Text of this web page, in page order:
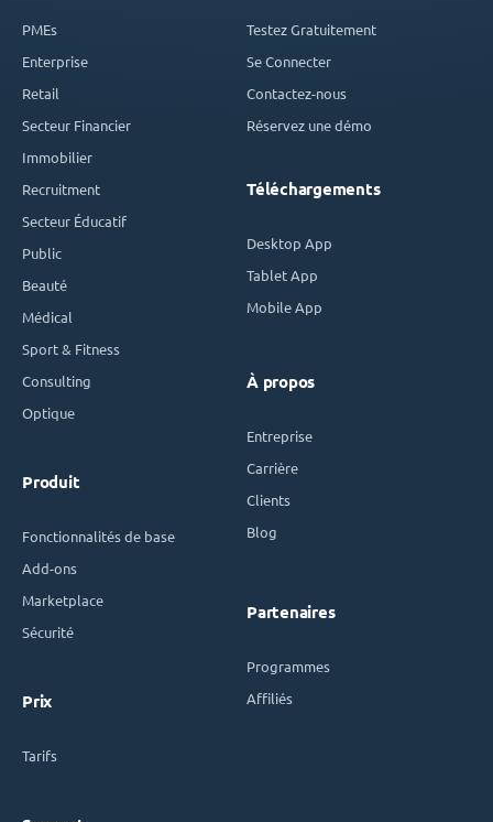
PMEs
Enterprise
Retail
Secteur Financier
Immobilier
Recruitment
Secteur Éducatif
Public
Beauté
Médical
Sport & Fitness
Consulting
Optique
Produit
Fonctionnalités de base
Add-ons
Marketplace
Sécurité
Prix
Tarifs
Testez Gratuitement
Se Connecter
Contactez-nous
Réservez une démo
Téléchargements
Desktop App
Tablet App
Mobile App
À propos
Entreprise
Carrière
Clients
Blog
Partenaires
Programmes
Affiliés